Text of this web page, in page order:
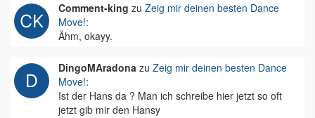
Comment-king zu Zeig mir deinen besten Dance
Move!:
Ähm, okayy.
DingoMAradona zu Zeig mir deinen besten Dance
Move!:
Ist der Hans da ? Man ich schreibe hier jetzt so oft
jetzt gib mir den Hansy